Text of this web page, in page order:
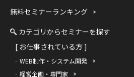
無料セミナーランキング
カテゴリからセミナーを探す
[ お仕事されている方 ]
WEB制作・システム開発
経営企画・専門家